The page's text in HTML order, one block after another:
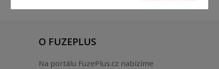
O FUZEPLUS
Na portálu FuzePlus.cz nabízíme